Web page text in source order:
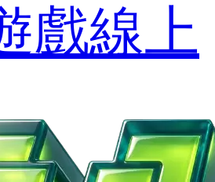
戲線上